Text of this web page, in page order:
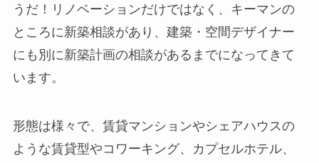
うだ！リノベーションだけではなく、キーマンの
ところに新築相談があり、建築・空間デザイナー
にも別に新築計画の相談があるまでになってきて
います。
形態は様々で、賃貸マンションやシェアハウスの
ような賃貸型やコワーキング、カプセルホテル、